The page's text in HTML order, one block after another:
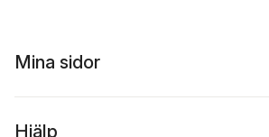
Mina sidor
Hjälp